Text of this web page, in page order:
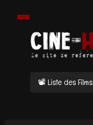
📽 Liste des Films